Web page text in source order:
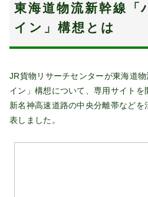
東海道物流新幹線「
イン」構想とは
JR貨物リサーチセンターが東海道
イン」構想について、専用サイトを
新名神高速道路の中央分離帯など
表しました。